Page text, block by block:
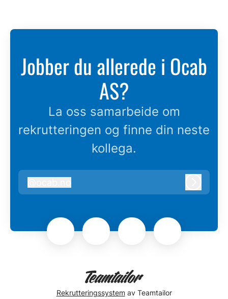
Jobber du allerede i Ocab
AS?
La oss samarbeide om
rekrutteringen og finne din neste
kollega.
ocab.no
Rekrutteringssystem av Teamtailor